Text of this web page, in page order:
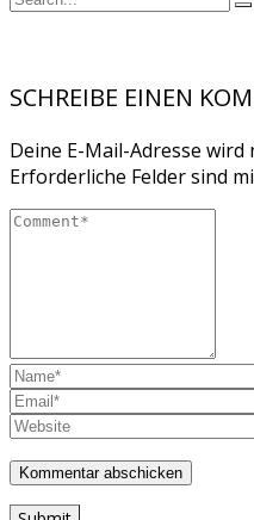
SCHREIBE EINEN
Deine E-Mail-Adresse
Erforderliche Felder sind